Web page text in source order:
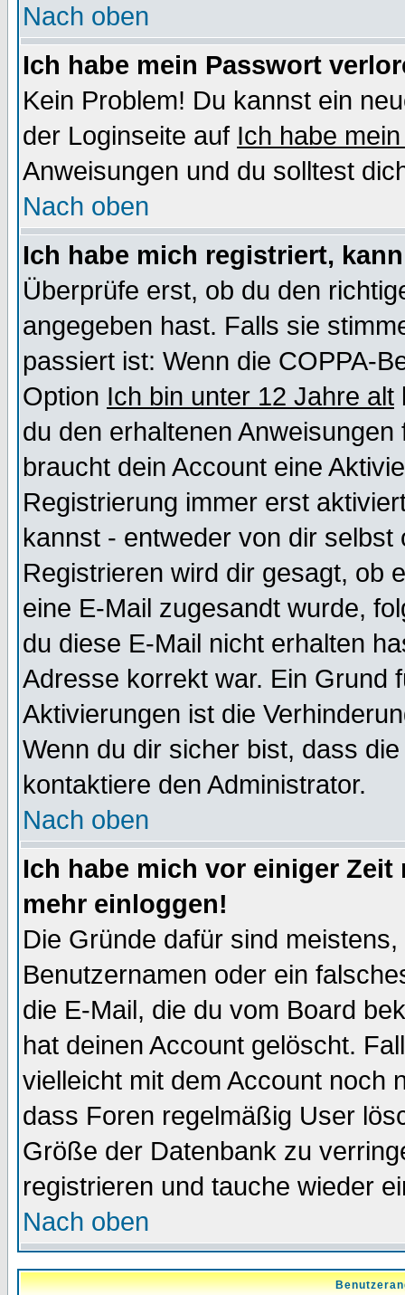
Nach oben
Ich habe mein Passwort
Kein Problem! Du kannst ein
der Loginseite auf Ich habe
Anweisungen und du solltest
Nach oben
Ich habe mich registriert,
Überprüfe erst, ob du den
angegeben hast. Falls sie
passiert ist: Wenn die COPPA-
Option Ich bin unter 12 Jahre alt
du den erhaltenen
braucht dein Account eine
Registrierung immer erst
kannst - entweder von dir selbst
Registrieren wird dir gesagt, ob
eine E-Mail zugesandt wurde,
du diese E-Mail nicht erhalten
Adresse korrekt war. Ein Grund
Aktivierungen ist die
Wenn du dir sicher bist, dass
kontaktiere den Administrator.
Nach oben
Ich habe mich vor einiger
mehr einloggen!
Die Gründe dafür sind
Benutzernamen oder ein
die E-Mail, die du vom Board
hat deinen Account gelöscht.
vielleicht mit dem Account noch
dass Foren regelmäßig User
Größe der Datenbank zu
registrieren und tauche wieder
Nach oben